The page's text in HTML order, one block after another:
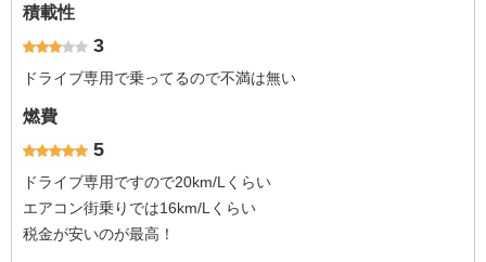
積載性
3
ドライブ専用で乗ってるので不満は無い
燃費
5
ドライブ専用ですので20km/Lくらい
エアコン街乗りでは16km/Lくらい
税金が安いのが最高！